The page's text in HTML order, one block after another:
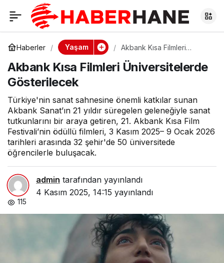
Haberler Yaşam
Akbank Kısa Filmleri
Gösterilecek
Akbank Kısa Filmleri Üniversitelerde
Gösterilecek
Türkiye'nin sanat sahnesine önemli katkılar sunan
Akbank Sanat’ın 21 yıldır süregelen geleneğiyle sanat
tutkunlarını bir araya getiren, 21. Akbank Kısa Film
Festivali’nin ödüllü filmleri, 3 Kasım 2025– 9 Ocak 2026
tarihleri arasında 32 şehir'de 50 üniversitede
öğrencilerle buluşacak.
admin tarafından yayınlandı
4 Kasım 2025, 14:15 yayınlandı
115
Akbank Kısa Filmleri
Üniversitelerde
Gösterilecek